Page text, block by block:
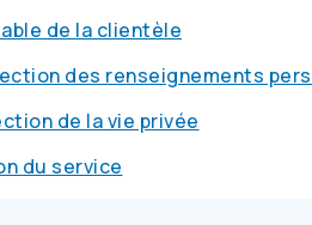
de la clientèle
des renseignements
de la vie privée
du service